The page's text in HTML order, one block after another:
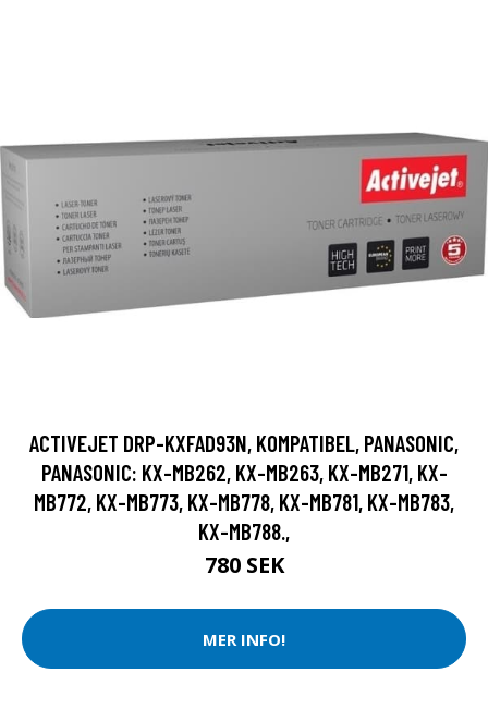
ACTIVEJET DRP-KXFAD93N, KOMPATIBEL, PANASONIC,
PANASONIC: KX-MB262, KX-MB263, KX-MB271, KX-
MB772, KX-MB773, KX-MB778, KX-MB781, KX-MB783,
KX-MB788.,
780 SEK
MER INFO!